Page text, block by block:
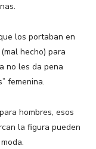
los portaban en
hecho) para
no les da pena
femenina.
hombres, esos
la figura pueden